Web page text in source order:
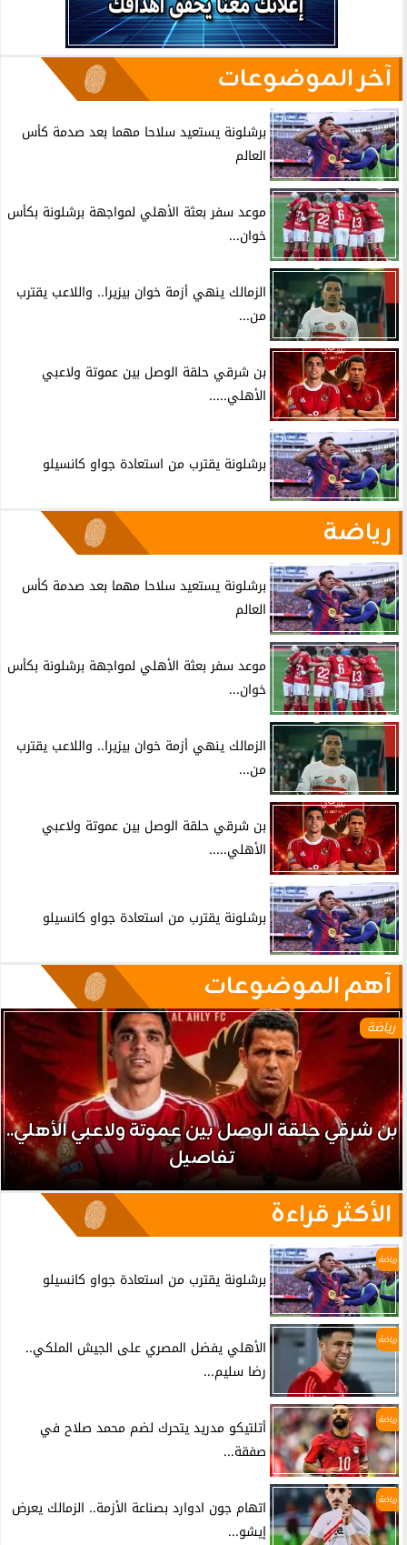
آخر الموضوعات
برشلونة يستعيد سلاحا مهما بعد صدمة كأس
العالم
موعد سفر بعثة الأهلي لمواجهة برشلونة بكأس
خوان...
الزمالك ينهي أزمة خوان بيزيرا.. واللاعب يقترب
من...
بن شرقي حلقة الوصل بين عموتة ولاعبي
الأهلي.....
برشلونة يقترب من استعادة جواو كانسيلو
رياضة
برشلونة يستعيد سلاحا مهما بعد صدمة كأس
العالم
موعد سفر بعثة الأهلي لمواجهة برشلونة بكأس
خوان...
الزمالك ينهي أزمة خوان بيزيرا.. واللاعب يقترب
من...
بن شرقي حلقة الوصل بين عموتة ولاعبي
الأهلي.....
برشلونة يقترب من استعادة جواو كانسيلو
آهم الموضوعات
رياضة
بن شرقي حلقة الوصل بين عموتة ولاعبي الأهلي..
تفاصيل
الأكثر قراءة
رياضة
برشلونة يقترب من استعادة جواو كانسيلو
رياضة
الأهلي يفضل المصري على الجيش الملكي..
رضا سليم...
رياضة
أتلتيكو مدريد يتحرك لضم محمد صلاح في
صفقة...
رياضة
اتهام جون ادوارد بصناعة الأزمة.. الزمالك يعرض
إيشو...